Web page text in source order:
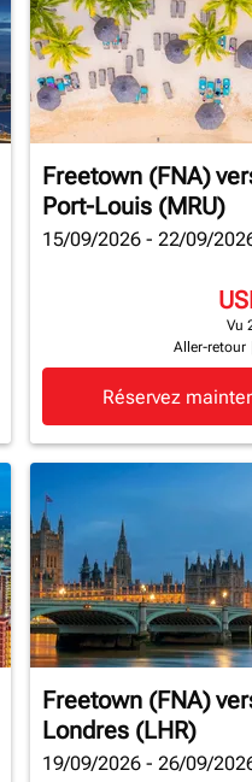
Freetown (FNA)
Port-Louis (MRU)
15/09/2026 - 22/09/
Vu
Aller-retour
Réservez
Freetown (FNA)
Londres (LHR)
19/09/2026 - 26/09/